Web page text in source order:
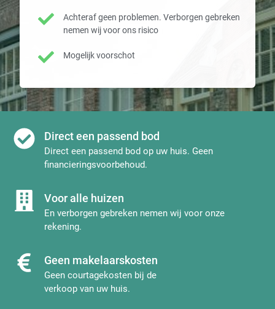
Achteraf geen problemen. Verborgen gebreken
nemen wij voor ons risico
Mogelijk voorschot
Direct een passend bod
Direct een passend bod op uw huis. Geen
financieringsvoorbehoud.
Voor alle huizen
En verborgen gebreken nemen wij voor onze
rekening.
Geen makelaarskosten
Geen courtagekosten bij de
verkoop van uw huis.